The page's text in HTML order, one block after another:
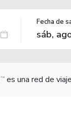
Fecha de
TM es una red de